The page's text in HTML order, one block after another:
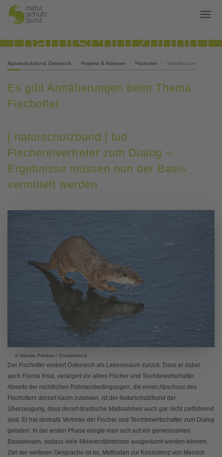
Naturschutzbund Österreich Projekte & Aktionen Fischotter NewsReader
Es gibt Annäherungen beim Thema
Fischotter
| naturschutzbund | lud
Fischereivertreter zum Dialog –
Ergebnisse müssen nun der Basis
vermittelt werden
© Natalia Paklina / Shutterstock
Der Fischotter erobert Österreich als Lebensraum zurück. Dass er dabei
auch Fische frisst, verärgert vor allem Fischer und Teichbewirtschafter.
Abseits der rechtlichen Rahmenbedingungen, die einen Abschuss des
Fischotters derzeit kaum zulassen, ist der Naturschutzbund der
Überzeugung, dass derart drastische Maßnahmen auch gar nicht zielführend
sind. Er hat deshalb Vertreter der Fischer und Teichbewirtschafter zum Dialog
geladen. In der ersten Phase einigte man sich auf ein gemeinsames
Basiswissen, sodass viele Missverständnisse ausgeräumt werden können.
Ziel der weiteren Gespräche ist es, Methoden zur Koexistenz von Mensch